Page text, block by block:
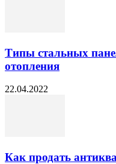
Типы стальных
отопления
22.04.2022
Как продать